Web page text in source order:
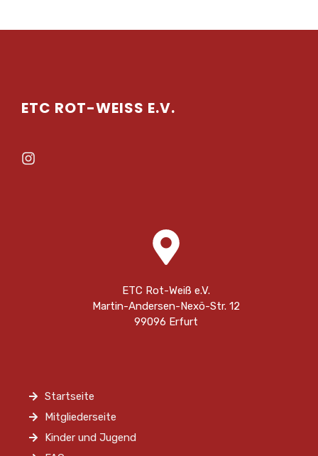
ETC ROT-WEISS E.V.
ETC Rot-Weiß e.V.
Martin-Andersen-Nexö-Str. 12
99096 Erfurt
Startseite
Mitgliederseite
Kinder und Jugend